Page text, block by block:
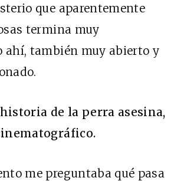
que aparentemente
termina muy
ahí, también muy abierto y
historia de la perra asesina,
me preguntaba qué pasa